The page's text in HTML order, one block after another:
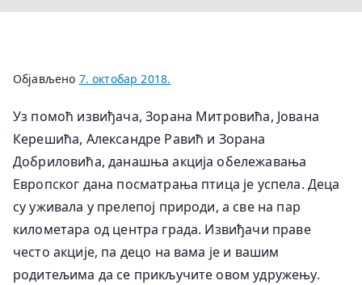
Објављено 7. октобар 2018.
Уз помоћ извиђача, Зорана Митровића, Јована
Керешића, Александре Равић и Зорана
Добриловића, данашња акција обележавања
Европског дана посматрања птица је успела. Деца
су уживала у прелепој природи, а све на пар
километара од центра града. Извиђачи праве
често акције, па децо на вама је и вашим
родитељима да се прикључите овом удружењу.